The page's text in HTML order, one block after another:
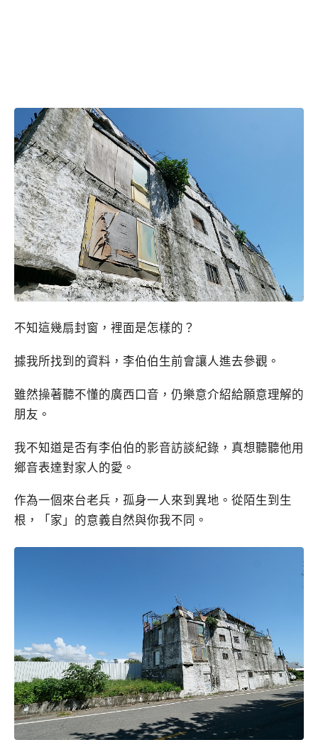
不知這幾扇封窗，裡面是怎樣的？
據我所找到的資料，李伯伯生前會讓人進去參觀。
雖然操著聽不懂的廣西口音，仍樂意介紹給願意理解的
朋友。
我不知道是否有李伯伯的影音訪談紀錄，真想聽聽他用
鄉音表達對家人的愛。
作為一個來台老兵，孤身一人來到異地。從陌生到生
根，「家」的意義自然與你我不同。